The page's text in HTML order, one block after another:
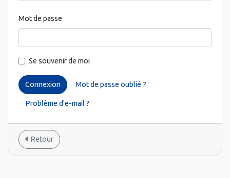
Mot de passe
Se souvenir de moi
Connexion Mot de passe oublié ?
Problème d'e-mail ?
Retour